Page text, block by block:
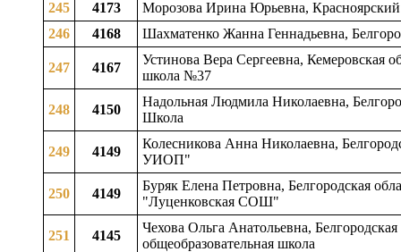
245
4173
Морозова Ирина Юрьевна,
246
4168 Шахматенко Жанна Геннадьевна,
247 4167
Устинова Вера Сергеевна, Кемеровская
школа №37
248 4150
Надольная Людмила Николаевна,
Школа
249 4149
Колесникова Анна Николаевна,
УИОП"
250 4149
Буряк Елена Петровна, Белгородская
"Луценковская СОШ"
251 4145
Чехова Ольга Анатольевна,
общеобразовательная школа